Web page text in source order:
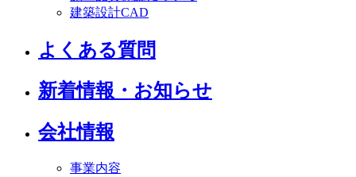
建築設計CAD
よくある質問
新着情報・お知らせ
会社情報
事業内容